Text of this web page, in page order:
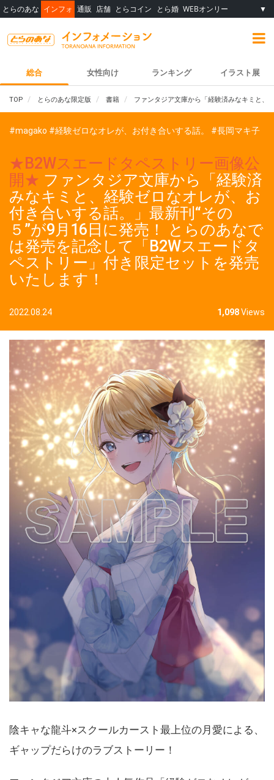
とらのあな インフォ 通販 店舗 とらコイン とら婚 WEBオンリー ▼
総合 女性向け ランキング イラスト展
TOP とらのあな限定版 書籍 ファンタジア文庫から「経験済みなキミと、
#magako #経験ゼロなオレが、お付き合いする話。 #長岡マキ子
★B2Wスエードタペストリー画像公
開★ ファンタジア文庫から「経験済
みなキミと、経験ゼロなオレが、お
付き合いする話。」最新刊“その
５”が9月16日に発売！ とらのあなで
は発売を記念して「B2Wスエードタ
ペストリー」付き限定セットを発売
いたします！
2022.08.24 1,098Views
陰キャな龍斗×スクールカースト最上位の月愛による、
ギャップだらけのラブストーリー！